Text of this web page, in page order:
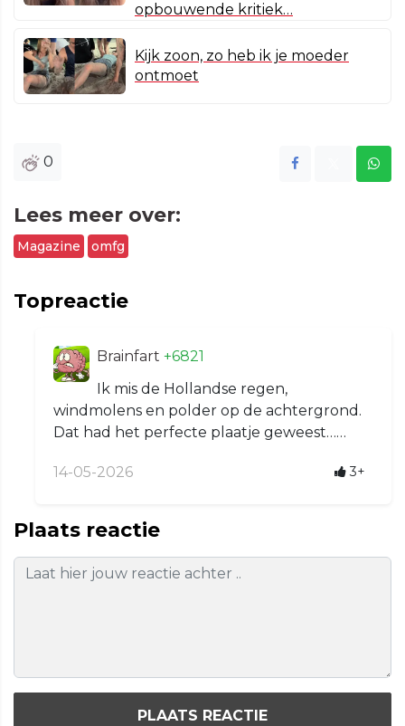
opbouwende kritiek…
Kijk zoon, zo heb ik je moeder
ontmoet
0
Lees meer over:
Magazine omfg
Topreactie
Brainfart +6821
Ik mis de Hollandse regen,
windmolens en polder op de achtergrond.
Dat had het perfecte plaatje geweest……
14-05-2026 3+
Plaats reactie
PLAATS REACTIE